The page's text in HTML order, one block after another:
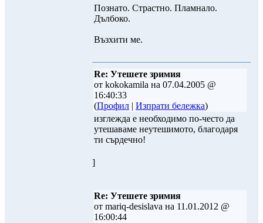
Познато. Страстно. Пламнало.
Дълбоко.
Възхити ме.
Re: Утешете зримия
от kokokamila на 07.04.2005 @
16:40:33
(Профил | Изпрати бележка)
изглежда е необходимо по-често да
утешаваме неутешимото, благодаря
ти сърдечно!
]
Re: Утешете зримия
от mariq-desislava на 11.01.2012 @
16:00:44